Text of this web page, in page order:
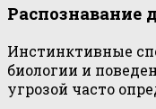
Инстинктивные
биологии и
угрозой часто